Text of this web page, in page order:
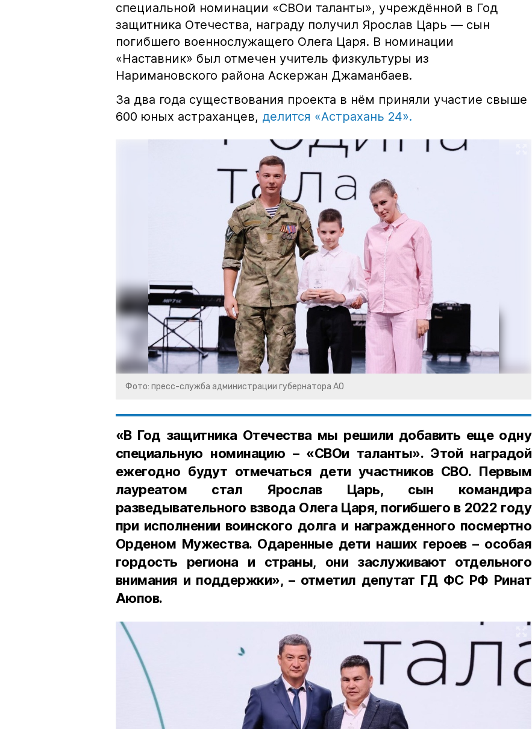
специальной номинации «СВОи таланты», учреждённой в Год
защитника Отечества, награду получил Ярослав Царь — сын
погибшего военнослужащего Олега Царя. В номинации
«Наставник» был отмечен учитель физкультуры из
Наримановского района Аскержан Джаманбаев.
За два года существования проекта в нём приняли участие свыше
600 юных астраханцев, делится «Астрахань 24».
Фото: пресс-служба администрации губернатора АО
«В Год защитника Отечества мы решили добавить еще одну
специальную номинацию – «СВОи таланты». Этой наградой
ежегодно будут отмечаться дети участников СВО. Первым
лауреатом стал Ярослав Царь, сын командира
разведывательного взвода Олега Царя, погибшего в 2022 году
при исполнении воинского долга и награжденного посмертно
Орденом Мужества. Одаренные дети наших героев – особая
гордость региона и страны, они заслуживают отдельного
внимания и поддержки», – отметил депутат ГД ФС РФ Ринат
Аюпов.